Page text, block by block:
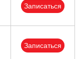
Записаться
Записаться